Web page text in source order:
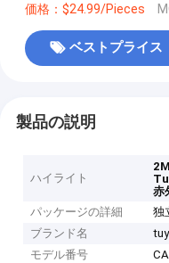
価格：$24.99/Pieces
ベストプライス
製品の説明
ハイライト
赤
パッケージの詳細
独
ブランド名
モデル番号